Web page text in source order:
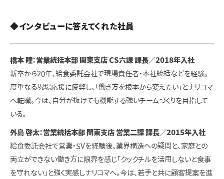
◆インタビューに答えてくれた社員
橋本 瞳：営業統括本部 関東支店 CS六課 課長／2018年入社
新卒から20年、給食委託会社で現場責任者・本社統括などを経験。
度重なる現場応援に疲弊し、「働き方を根本から変えたい」とナリコマ
へ転職。今は、自分が抜けても機能する強いチームづくりを目指して
いる。
外島 啓太：営業統括本部 関東支店 営業二課 課長／2015年入社
給食委託会社で営業・SVを経験後、業界構造への疑問と、家庭との
両立ができない働き方に限界を感じ「クックチルを活用しないと食事
を守れない」と強く実感しナリコマへ。今は、若手と共に顧客提案を進